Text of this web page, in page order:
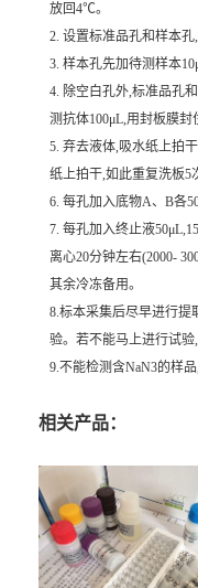
放回4℃。
2. 设置标准品孔和样本
3. 样本孔先加待测样本
4. 除空白孔外,标准品孔
测抗体100μL,用封板膜封
5. 弃去液体,吸水纸上拍
纸上拍干,如此重复洗板5
6. 每孔加入底物A、B各
7. 每孔加入终止液
离心20分钟左右(2000-
其余冷冻备用。
8.标本采集后尽早进行提
验。若不能马上进行试
9.不能检测含NaN3的样
相关产品：